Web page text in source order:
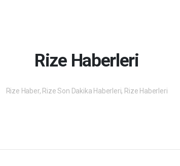
Rize Haberleri
Rize Haber, Rize Son Dakika Haberleri, Rize Haberleri